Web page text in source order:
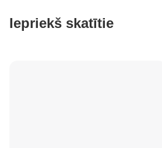
Iepriekš skatītie